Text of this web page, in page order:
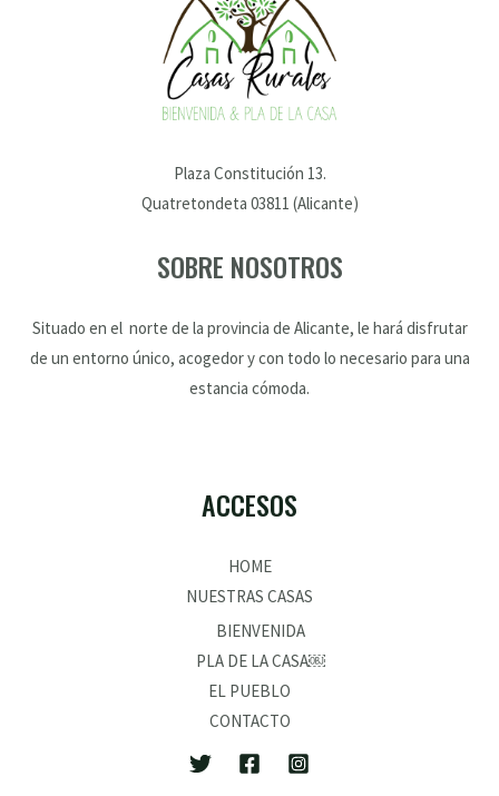
Plaza Constitución 13.
Quatretondeta 03811 (Alicante)
SOBRE NOSOTROS
Situado en el norte de la provincia de Alicante, le hará disfrutar
de un entorno único, acogedor y con todo lo necesario para una
estancia cómoda.
ACCESOS
HOME
NUESTRAS CASAS
BIENVENIDA
PLA DE LA CASA￼
EL PUEBLO
CONTACTO